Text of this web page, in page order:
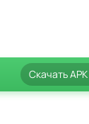
СкачатьAPK